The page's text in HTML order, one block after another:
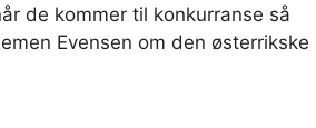
de kommer til konkurranse så
Evensen om den østerrikske